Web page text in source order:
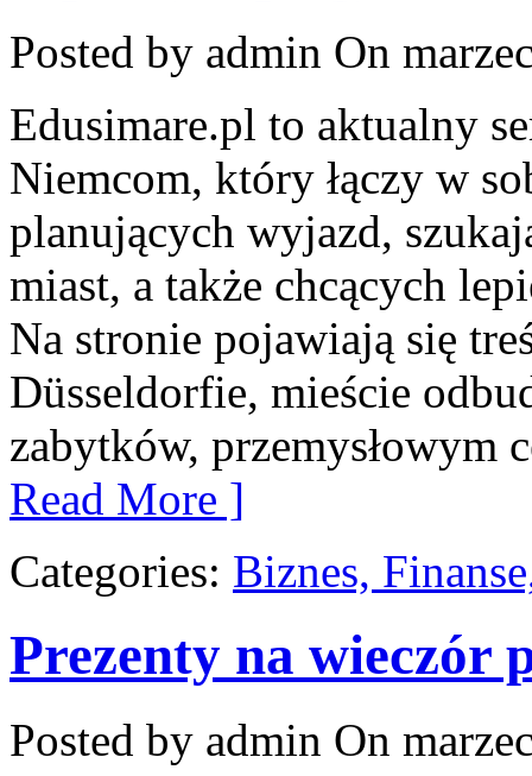
Posted by admin On
Edusimare.pl to aktualny
Niemcom, który łączy w
planujących wyjazd,
miast, a także chcących
Na stronie pojawiają się
Düsseldorfie, mieście
zabytków, przemysłowym
Read More ]
Categories: Biznes,
Prezenty na wieczór
Posted by admin On